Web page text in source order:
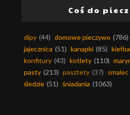
Coś do
dipy (44) domowe pieczywo (786)
jajecznica (51) kanapki (85)
konfitury (43) kotlety (110)
pasty (213) pasztety (37) smalec
śledzie (51) śniadania (1063)